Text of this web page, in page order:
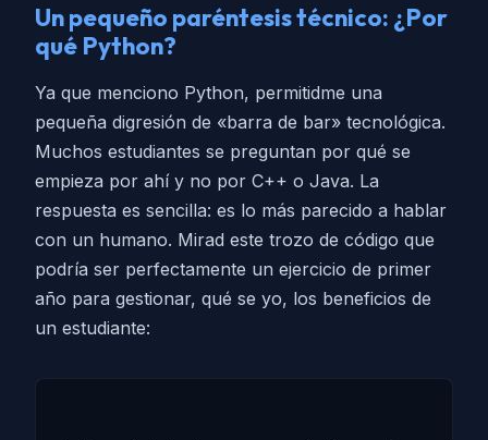
Un pequeño paréntesis técnico: ¿Por
qué Python?
Ya que menciono Python, permitidme una
pequeña digresión de «barra de bar» tecnológica.
Muchos estudiantes se preguntan por qué se
empieza por ahí y no por C++ o Java. La
respuesta es sencilla: es lo más parecido a hablar
con un humano. Mirad este trozo de código que
podría ser perfectamente un ejercicio de primer
año para gestionar, qué se yo, los beneficios de
un estudiante: